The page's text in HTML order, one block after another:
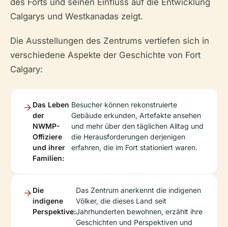
Calgarys und Westkanadas zeigt.
Die Ausstellungen des Zentrums vertiefen sich in
verschiedene Aspekte der Geschichte von Fort
Calgary:
Das Leben
der
NWMP-
Offiziere
und ihrer
Familien:
Besucher können rekonstruierte
Gebäude erkunden, Artefakte ansehen
und mehr über den täglichen Alltag und
die Herausforderungen derjenigen
erfahren, die im Fort stationiert waren.
Die
indigene
Perspektive:
Das Zentrum anerkennt die indigenen
Völker, die dieses Land seit
Jahrhunderten bewohnen, erzählt ihre
Geschichten und Perspektiven und